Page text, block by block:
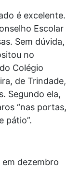
é excelente.
Escolar
Sem dúvida,
no
Colégio
de Trindade,
Segundo ela,
“nas portas,
pátio”.
dezembro